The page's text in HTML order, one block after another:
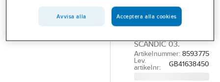
Gustavsberg
GBG PIPSPÄRR SATS
SCANDIC 03.
Artikelnummer: 8593775
Lev.
artikelnr:
GB41638450
Avvisa alla Acceptera alla cookies